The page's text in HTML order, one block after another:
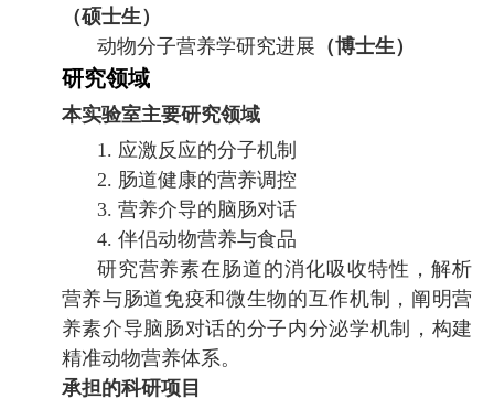
（硕士生）
动物分子营养学研究进展 （博士生）
研究领域
本实验室主要研究领域
1. 应激反应的分子机制
2. 肠道健康的营养调控
3. 营养介导的脑肠对话
4. 伴侣动物营养与食品
研究营养素在肠道的消化吸收特性，解析
营养与肠道免疫和微生物的互作机制，阐明营
养素介导脑肠对话的分子内分泌学机制，构建
精准动物营养体系。
承担的科研项目